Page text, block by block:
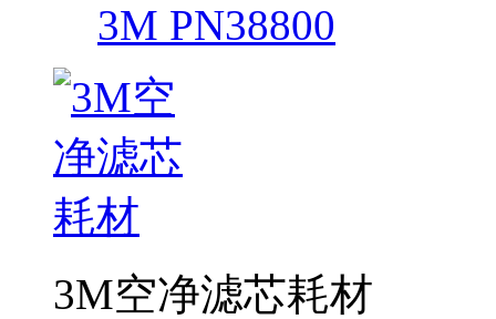
3M PN38800
3M空净滤芯耗材